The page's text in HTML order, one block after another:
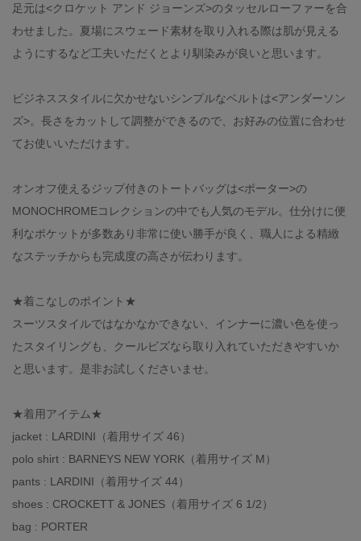
足元は<クロケット アンド ジョーンズ>のタッセルローファーを合
わせました。夏場にスウェード素材を取り入れる際は肌が見える
ようにするなど工夫いただくとより馴染みが良いと思います。
ビジネススタイルに欠かせないシンプルなベルトは<アンダーソン
ズ>。長さをカットして調整ができるので、お好みの位置に合わせ
てお使いいただけます。
オンオフ使えるジップ付きのトートバッグは<ポーター>の
MONOCHROMEコレクションの中でも人気のモデル。仕分けに便
利なポケットが多数あり非常に使い勝手が良く、職人による精緻
なステッチからも完成度の高さが伝わります。
★着こなしのポイント★
スーツスタイルではなかなかできない、インナーに濃い色を使っ
たスタイリングも、クールビズなら取り入れていただきやすいか
と思います。是非お試しくださいませ。
★着用アイテム★
jacket : LARDINI（着用サイズ 46）
polo shirt : BARNEYS NEW YORK（着用サイズ M）
pants : LARDINI（着用サイズ 44）
shoes : CROCKETT & JONES（着用サイズ 6 1/2）
bag : PORTER